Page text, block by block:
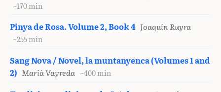
~170 min
Pinya de Rosa. Volume 2, Book 4 Joaquín Ruyra
~255 min
Sang Nova / Novel, la muntanyenca (Volumes 1 and
2) Marià Vayreda ~400 min